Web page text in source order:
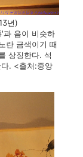
년)
과 음이 비슷하
란 금색이기 때
상징한다. 석
. <출처:중앙